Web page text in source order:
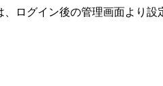
ログイン後の管理画面より設